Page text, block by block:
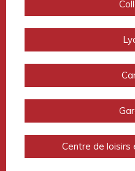
Centre de loisirs